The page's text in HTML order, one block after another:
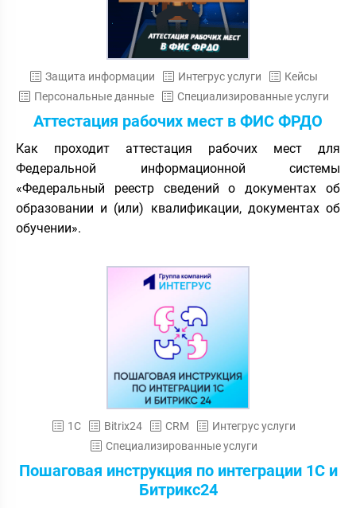
Защита информации Интегрус услуги
Кейсы
Персональные данные
Специализированные услуги
Аттестация рабочих мест в ФИС ФРДО
Как проходит аттестация рабочих мест для
Федеральной информационной системы
«Федеральный реестр сведений о документах об
образовании и (или) квалификации, документах об
обучении».
1С Bitrix24 CRM
Интегрус услуги
Специализированные услуги
Пошаговая инструкция по интеграции 1С и
Битрикс24